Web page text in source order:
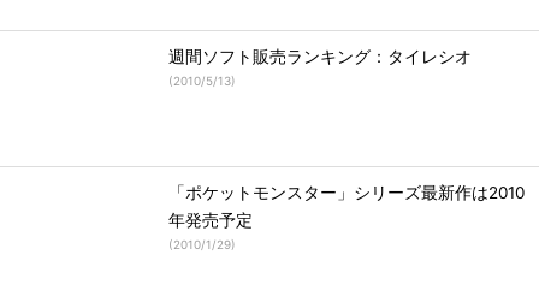
週間ソフト販売ランキング：タイレシオ
(2010/5/13)
「ポケットモンスター」シリーズ最新作は2010
年発売予定
(2010/1/29)